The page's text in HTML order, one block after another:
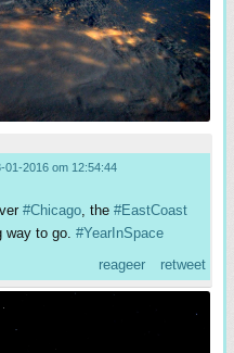
01-2016 om 12:54:44
#Chicago, the #EastCoast
way to go. #YearInSpace
reageer
retweet